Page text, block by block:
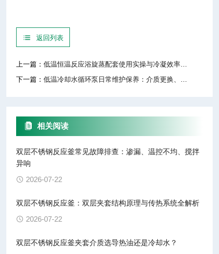
返回列表
上一篇：低温恒温反应浴旋蒸配套使用实操与冷凝效率优化
下一篇：低温冷却水循环泵日常维护保养：介质更换、管路清洗规范
相关阅读
双层不锈钢反应釜常见故障排查：渗漏、温控不均、搅拌
异响
2026-07-22
双层不锈钢反应釜：双层夹套结构原理与传热系统全解析
2026-07-22
双层不锈钢反应釜夹套介质选导热油还是冷却水？